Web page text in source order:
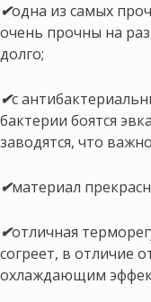
✔одна из самых
очень прочны на
долго;
✔с
бактерии боятся
заводятся, что
✔материал
✔отличная
согреет, в отличие
охлаждающим